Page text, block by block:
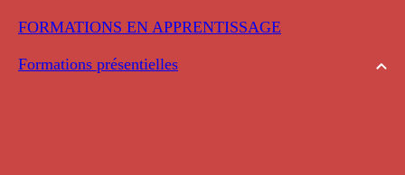
FORMATIONS EN APPRENTISSAGE
Formations présentielles